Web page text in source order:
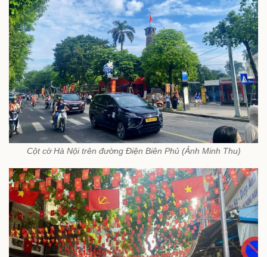
Cột cờ Hà Nội trên đường Điện Biên Phủ (Ảnh Minh Thu)